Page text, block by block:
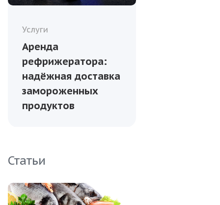
Услуги
Аренда
рефрижератора:
надёжная доставка
замороженных
продуктов
Статьи